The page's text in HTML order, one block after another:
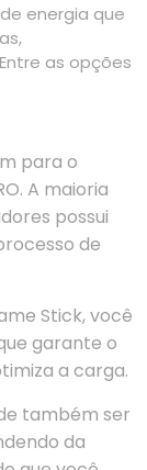
energia que
as opções
para o
A maioria
possui
de
Stick, você
garante o
a carga.
também ser
da